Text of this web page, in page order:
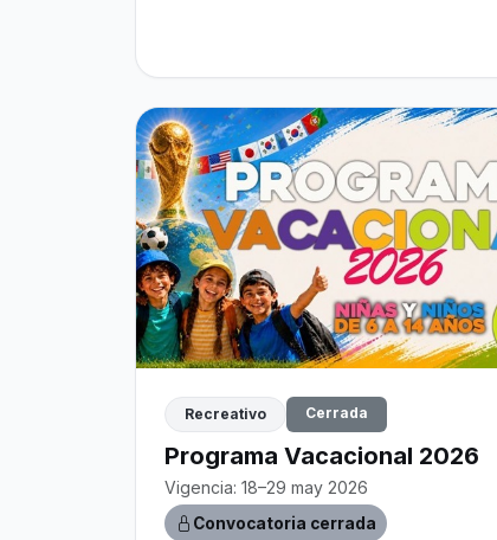
Recreativo Cerrada
Programa Vacacional 2026
Vigencia: 18–29 may 2026
Convocatoria cerrada